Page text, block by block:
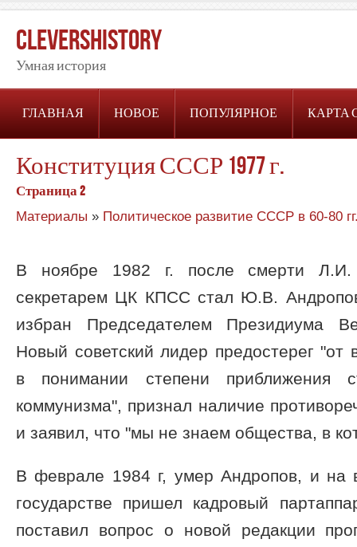
CleversHistory
Умная история
ГЛАВНАЯ НОВОЕ ПОПУЛЯРНОЕ КАРТА
Конституция СССР 1977 г.
Страница 2
Материалы » Политическое развитие СССР в 60-80
В ноябре 1982 г. после смерти Л.И.
секретарем ЦК КПСС стал Ю.В.
избран Председателем Президиума
Новый советский лидер предостерег "от
в понимании степени
коммунизма", признал наличие
и заявил, что "мы не знаем общества, в
В феврале 1984 г, умер Андропов, и на
государстве пришел кадровый
поставил вопрос о новой редакции